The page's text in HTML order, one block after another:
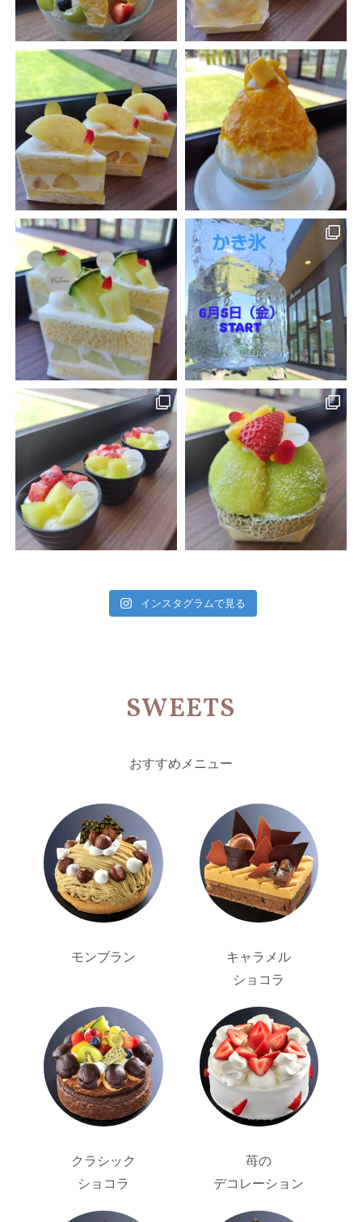
インスタグラムで見る
SWEETS
おすすめメニュー
モンブラン
キャラメル
ショコラ
クラシック
ショコラ
苺の
デコレーション